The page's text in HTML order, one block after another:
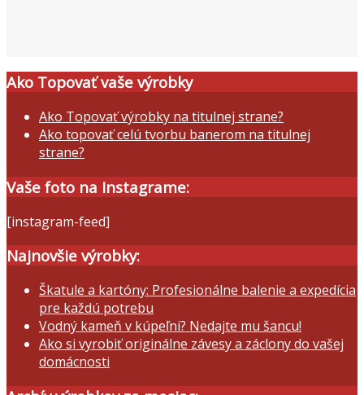
Ako Topovať vaše výrobky
Ako Topovať výrobky na titulnej strane?
Ako topovať celú tvorbu banerom na titulnej
strane?
Vaše foto na Instagrame:
[instagram-feed]
Najnovšie výrobky:
Škatule a kartóny: Profesionálne balenie a expedícia
pre každú potrebu
Vodný kameň v kúpeľni? Nedajte mu šancu!
Ako si vyrobiť originálne závesy a záclony do vašej
domácnosti